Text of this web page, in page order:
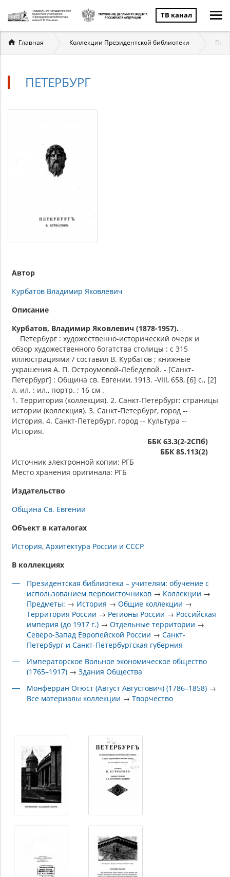
ТВ канал
Вы
здесь
Главная Коллекции Президентской библиотеки
ПЕТЕРБУРГ
Автор
Курбатов Владимир Яковлевич
Описание
Курбатов, Владимир Яковлевич (1878-1957).
Петербург : художественно-исторический очерк и
обзор художественного богатства столицы : с 315
иллюстрациями / составил В. Курбатов ; книжные
украшения А. П. Остроумовой-Лебедевой. - [Санкт-
Петербург] : Община св. Евгении, 1913. -VIII, 658, [6] с., [2]
л. ил. : ил., портр. ; 16 см .
1. Территория (коллекция). 2. Санкт-Петербург: страницы
истории (коллекция). 3. Санкт-Петербург, город --
История. 4. Санкт-Петербург, город -- Культура --
История.
ББК 63.3(2-2СПб)
ББК 85.113(2)
Источник электронной копии: РГБ
Место хранения оригинала: РГБ
Издательство
Община Св. Евгении
Объект в каталогах
История Архитектура России и СССР
В коллекциях
Президентская библиотека – учителям: обучение с
использованием первоисточников → Коллекции →
Предметы: → История →Общие коллекции →
Территория России → Регионы России → Российская
империя (до 1917 г.) →Отдельные территории →
Северо-Запад Европейской России →Санкт-
Петербург и Санкт-Петербургская губерния
Императорское Вольное экономическое общество
(1765–1917) →Здания Общества
Монферран Огюст (Август Августович) (1786–1858) →
Все материалы коллекции →Творчество